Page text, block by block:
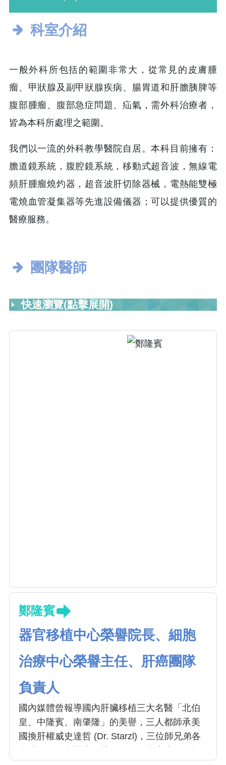
科室介紹
一般外科所包括的範圍非常大，從常見的皮膚腫
瘤、甲狀腺及副甲狀腺疾病、腸胃道和肝膽胰脾等
腹部腫瘤、腹部急症問題、疝氣，需外科治療者，
皆為本科所處理之範圍。
我們以一流的外科教學醫院自居。本科目前擁有：
膽道鏡系統，腹腔鏡系統，移動式超音波，無線電
頻肝腫瘤燒灼器，超音波肝切除器械，電熱能雙極
電燒血管凝集器等先進設備儀器；可以提供優質的
醫療服務。
團隊醫師
快速瀏覽(點擊展開)
鄭隆賓
器官移植中心榮譽院長、細胞
治療中心榮譽主任、肝癌團隊
負責人
國內媒體曾報導國內肝臟移植三大名醫「北伯
皇、中隆賓、南肇隆」的美譽，三人都師承美
國換肝權威史達哲 (Dr. Starzl)，三位師兄弟各